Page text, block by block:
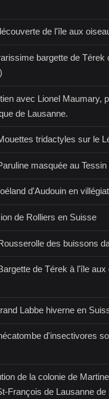
de l'île aux
bargette de Térek
avec Lionel Maumary,
de Lausanne.
tridactyles sur le
masquée au Tessin
d'Audouin en
de Rolliers en Suisse
des buissons
de Térek à l'île aux
Labbe hiverne en
d'insectivores
de la colonie de
François de Lausanne de